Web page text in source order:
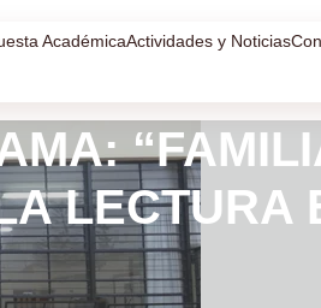
AcadémicaActividades y Noticias
LECTURA